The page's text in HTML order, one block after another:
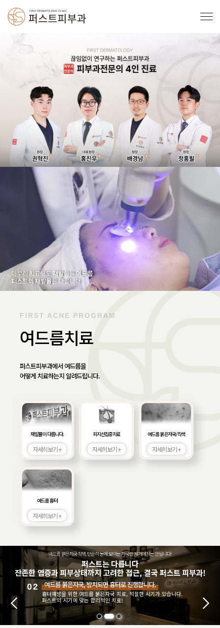
FIRST ACNE PROGRAM
여드름치료
퍼스트피부과에서 여드름을
어떻게 치료하는지 알려드립니다.
재발률이 다릅니다.
자세히보기 +
피지선집중치료
자세히보기 +
여드름 붉은자국/착색
자세히보기 +
여드름 흉터
자세히보기 +
여드름 붉은자국·착색, 단순히 눈에 보이는 자국만 제거해서는 안됩니다!
퍼스트는 다릅니다
잔존한 염증과 피부상태까지 고려한 접근, 결국 퍼스트 피부과!
03
여드름 색소침착, 단순한 레이저토닝만으로 해결할 수
없습니다.
퍼스트의 이전 여드름 병변, 피부상태, 잔존한 염증의 정도를 고려한
치료!